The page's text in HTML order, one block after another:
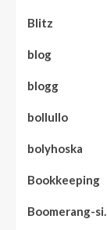
Blitz
blog
blogg
bollullo
bolyhoska
Bookkeeping
Boomerang-